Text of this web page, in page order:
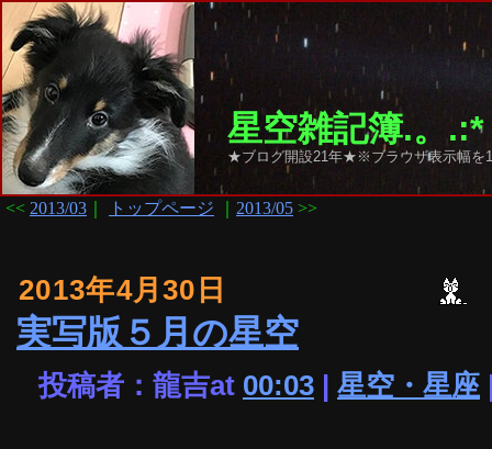
星空雑記簿.。
★ブログ開設21年★※ブラウザ表示幅を
<< 2013/03 トップページ 2013/05 >>
2013年4月30日
実写版５月の星空
投稿者：龍吉at 00:03 | 星空・星座